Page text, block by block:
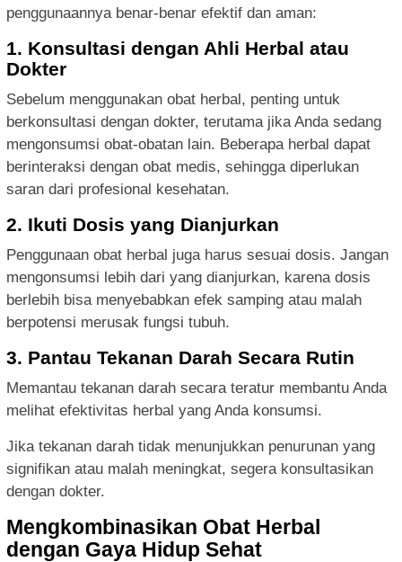
penggunaannya benar-benar efektif dan aman:
1. Konsultasi dengan Ahli Herbal atau
Dokter
Sebelum menggunakan obat herbal, penting untuk
berkonsultasi dengan dokter, terutama jika Anda sedang
mengonsumsi obat-obatan lain. Beberapa herbal dapat
berinteraksi dengan obat medis, sehingga diperlukan
saran dari profesional kesehatan.
2. Ikuti Dosis yang Dianjurkan
Penggunaan obat herbal juga harus sesuai dosis. Jangan
mengonsumsi lebih dari yang dianjurkan, karena dosis
berlebih bisa menyebabkan efek samping atau malah
berpotensi merusak fungsi tubuh.
3. Pantau Tekanan Darah Secara Rutin
Memantau tekanan darah secara teratur membantu Anda
melihat efektivitas herbal yang Anda konsumsi.
Jika tekanan darah tidak menunjukkan penurunan yang
signifikan atau malah meningkat, segera konsultasikan
dengan dokter.
Mengkombinasikan Obat Herbal
dengan Gaya Hidup Sehat